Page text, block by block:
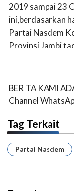
2019 sampai 23
ini,berdasarkan
Partai Nasdem
Provinsi Jambi
BERITA KAMI
Channel
Tag Terkait
Partai Nasdem